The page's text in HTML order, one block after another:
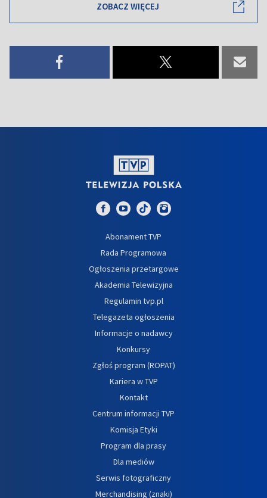
ZOBACZ WIĘCEJ
Abonament TVP
Rada Programowa
Ogłoszenia przetargowe
Akademia Telewizyjna
Regulamin tvp.pl
Telegazeta ogłoszenia
Informacje o nadawcy
Konkursy
Zgłoś program (ROPAT)
Kariera w TVP
Kontakt
Centrum informacji TVP
Komisja Etyki
Program dla prasy
Dla mediów
Serwis fotograficzny
Merchandising (znaki)